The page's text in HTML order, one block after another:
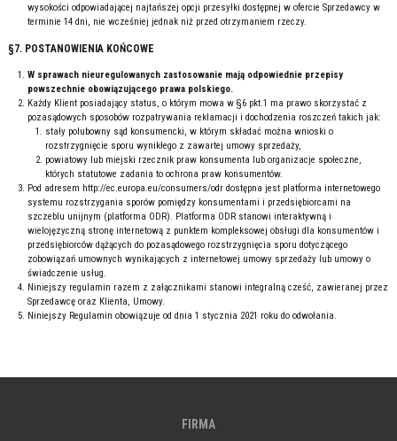
wysokości odpowiadającej najtańszej opcji przesyłki dostępnej w ofercie Sprzedawcy w
terminie 14 dni, nie wcześniej jednak niż przed otrzymaniem rzeczy.
§7. POSTANOWIENIA KOŃCOWE
W sprawach nieuregulowanych zastosowanie mają odpowiednie przepisy
powszechnie obowiązującego prawa polskiego.
Każdy Klient posiadający status, o którym mowa w §6 pkt.1 ma prawo skorzystać z
pozasądowych sposobów rozpatrywania reklamacji i dochodzenia roszczeń takich jak:
stały polubowny sąd konsumencki, w którym składać można wnioski o
rozstrzygnięcie sporu wynikłego z zawartej umowy sprzedaży,
powiatowy lub miejski rzecznik praw konsumenta lub organizacje społeczne,
których statutowe zadania to ochrona praw konsumentów.
Pod adresem http://ec.europa.eu/consumers/odr dostępna jest platforma internetowego
systemu rozstrzygania sporów pomiędzy konsumentami i przedsiębiorcami na
szczeblu unijnym (platforma ODR). Platforma ODR stanowi interaktywną i
wielojęzyczną stronę internetową z punktem kompleksowej obsługi dla konsumentów i
przedsiębiorców dążących do pozasądowego rozstrzygnięcia sporu dotyczącego
zobowiązań umownych wynikających z internetowej umowy sprzedaży lub umowy o
świadczenie usług.
Niniejszy regulamin razem z załącznikami stanowi integralną cześć, zawieranej przez
Sprzedawcę oraz Klienta, Umowy.
Niniejszy Regulamin obowiązuje od dnia 1 stycznia 2021 roku do odwołania.
FIRMA